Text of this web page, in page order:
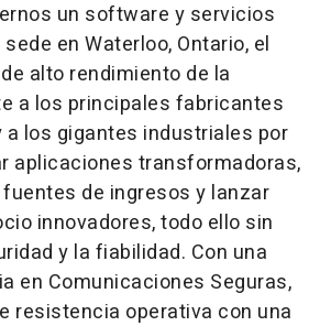
un software y servicios
en Waterloo, Ontario, el
alto rendimiento de la
a los principales fabricantes
a los gigantes industriales por
aplicaciones transformadoras,
de ingresos y lanzar
innovadores, todo ello sin
y la fiabilidad. Con una
en Comunicaciones Seguras,
resistencia operativa con una